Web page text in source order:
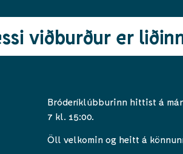
viðburður er
Bróderíklúbburinn hittist á
7 kl. 15:00.
Öll velkomin og heitt á